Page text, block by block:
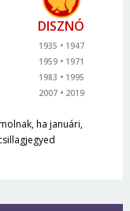
DISZNÓ
1935
1947
1959
1971
1983
1995
2007
2019
ha januári,